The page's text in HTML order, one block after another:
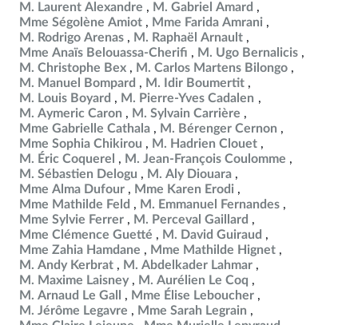
M. Laurent Alexandre
M. Gabriel Amard
Mme Ségolène Amiot
Mme Farida Amrani
M. Rodrigo Arenas
M. Raphaël Arnault
Mme Anaïs Belouassa-Cherifi
M. Ugo Bernalicis
M. Christophe Bex
M. Carlos Martens Bilongo
M. Manuel Bompard
M. Idir Boumertit
M. Louis Boyard
M. Pierre-Yves Cadalen
M. Aymeric Caron
M. Sylvain Carrière
Mme Gabrielle Cathala
M. Bérenger Cernon
Mme Sophia Chikirou
M. Hadrien Clouet
M. Éric Coquerel
M. Jean-François Coulomme
M. Sébastien Delogu
M. Aly Diouara
Mme Alma Dufour
Mme Karen Erodi
Mme Mathilde Feld
M. Emmanuel Fernandes
Mme Sylvie Ferrer
M. Perceval Gaillard
Mme Clémence Guetté
M. David Guiraud
Mme Zahia Hamdane
Mme Mathilde Hignet
M. Andy Kerbrat
M. Abdelkader Lahmar
M. Maxime Laisney
M. Aurélien Le Coq
M. Arnaud Le Gall
Mme Élise Leboucher
M. Jérôme Legavre
Mme Sarah Legrain